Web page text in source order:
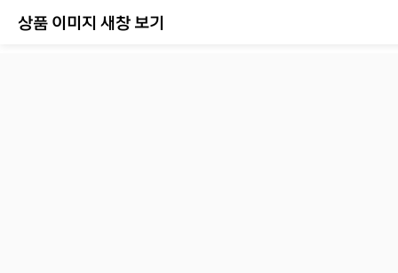
상품 이미지 새창 보기